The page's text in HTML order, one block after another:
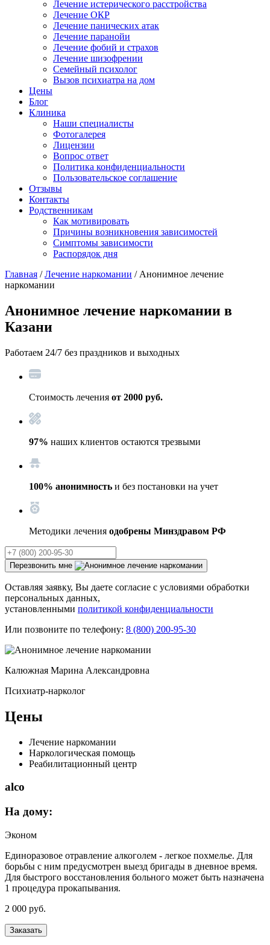
Лечение истерического расстройства
Лечение ОКР
Лечение панических атак
Лечение паранойи
Лечение фобий и страхов
Лечение шизофрении
Семейный психолог
Вызов психиатра на дом
Цены
Блог
Клиника
Наши специалисты
Фотогалерея
Лицензии
Вопрос ответ
Политика конфиденциальности
Пользовательское соглашение
Отзывы
Контакты
Родственникам
Как мотивировать
Причины возникновения зависимостей
Симптомы зависимости
Распорядок дня
Главная /Лечение наркомании / Анонимное лечение
наркомании
Анонимное лечение наркомании в
Казани
Работаем 24/7 без праздников и выходных
Стоимость лечения от 2000 руб.
97% наших клиентов остаются трезвыми
100% анонимность и без постановки на учет
Методики лечения одобрены Минздравом РФ
Перезвонить мне
Оставляя заявку, Вы даете согласие с условиями обработки
персональных данных,
установленными политикой конфиденциальности
Или позвоните по телефону: 8 (800) 200-95-30
Калюжная Марина Александровна
Психиатр-нарколог
Цены
Лечение наркомании
Наркологическая помощь
Реабилитационный центр
alco
На дому:
Эконом
Единоразовое отравление алкоголем - легкое похмелье. Для
борьбы с ним предусмотрен выезд бригады в дневное время.
Для быстрого восстановления больного может быть назначена
1 процедура прокапывания.
2 000 руб.
Заказать